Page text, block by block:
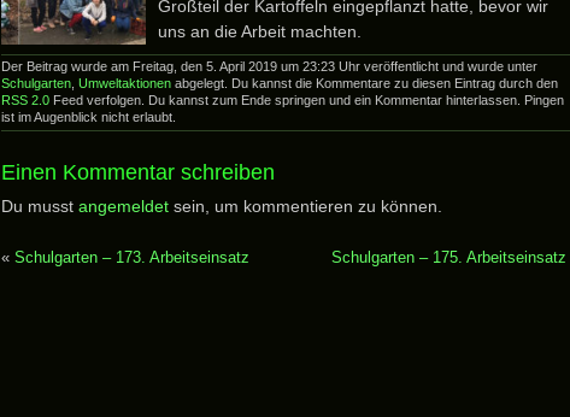
Großteil der Kartoffeln eingepflanzt hatte, bevor wir
uns an die Arbeit machten.
Der Beitrag wurde am Freitag, den 5. April 2019 um 23:23 Uhr veröffentlicht und wurde unter
Schulgarten Umweltaktionen abgelegt. Du kannst die Kommentare zu diesen Eintrag durch den
RSS 2.0 Feed verfolgen. Du kannst zum Ende springen und ein Kommentar hinterlassen. Pingen
ist im Augenblick nicht erlaubt.
Einen Kommentar schreiben
Du musst angemeldet sein, um kommentieren zu können.
« Schulgarten – 173. Arbeitseinsatz Schulgarten – 175. Arbeitseinsatz